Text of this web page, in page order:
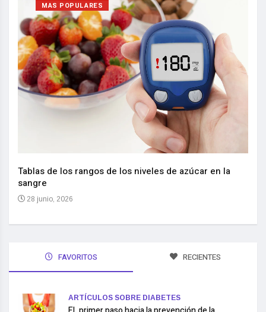
MAS POPULARES
Tablas de los rangos de los niveles de azúcar en la
sangre
28 junio, 2026
FAVORITOS RECIENTES
ARTÍCULOS SOBRE DIABETES